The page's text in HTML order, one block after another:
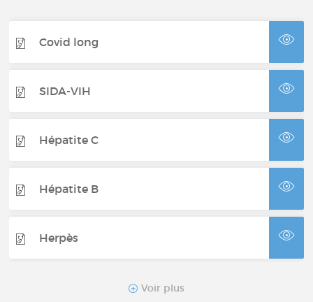
Covid long
SIDA-VIH
Hépatite C
Hépatite B
Herpès
Voir plus